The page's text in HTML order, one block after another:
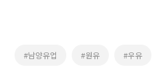
#남양유업 #원유 #우유